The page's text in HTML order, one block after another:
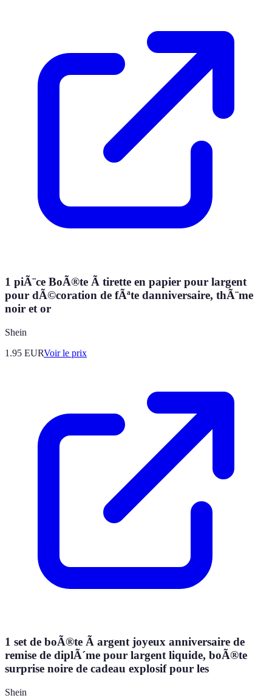
1 piÃ¨ce BoÃ®te Ã tirette en papier pour largent
pour dÃ©coration de fÃªte danniversaire, thÃ¨me
noir et or
Shein
1.95 EURVoir le prix
1 set de boÃ®te Ã argent joyeux anniversaire de
remise de diplÃ´me pour largent liquide, boÃ®te
surprise noire de cadeau explosif pour les
Shein